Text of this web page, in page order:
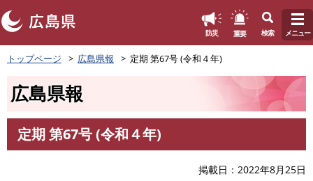
ペ
ー
頭
す
防災 重要 検索 メニュー
トップページ 広島県報 定期 第67号 (令和４年)
広島県報
文
定期 第67号 (令和４年)
掲載日 2022年8月25日